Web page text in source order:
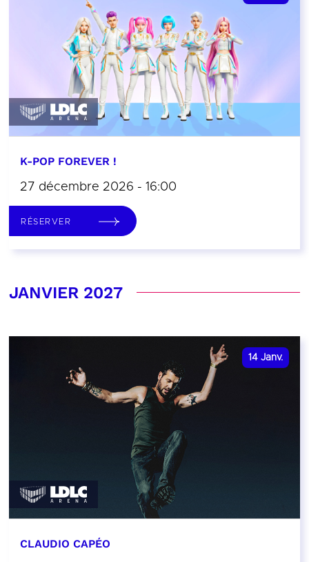
K-POP FOREVER !
27 décembre 2026 - 16:00
RÉSERVER
JANVIER 2027
14 Janv.
CLAUDIO CAPÉO